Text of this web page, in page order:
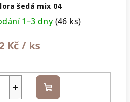
šedá mix 04
1–3 dny(46 ks)
Kč / ks
+ Do
košíku